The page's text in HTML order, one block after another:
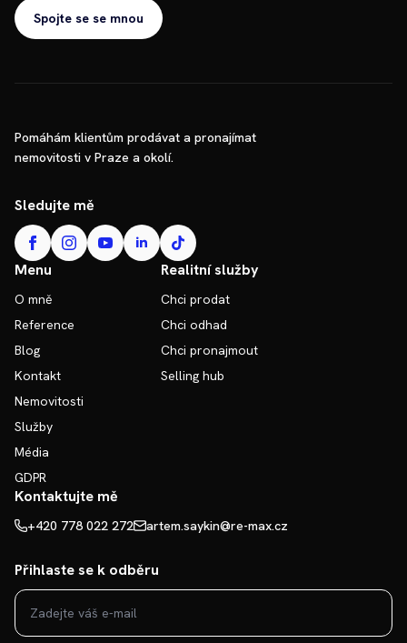
Spojte se se mnou
Pomáhám klientům prodávat a pronajímat
nemovitosti v Praze a okolí.
Sledujte mě
Menu
O mně
Reference
Blog
Kontakt
Nemovitosti
Služby
Média
GDPR
Realitní služby
Chci prodat
Chci odhad
Chci pronajmout
Selling hub
Kontaktujte mě
+420 778 022 272 artem.saykin@re-max.cz
Přihlaste se k odběru
E-
mail
*